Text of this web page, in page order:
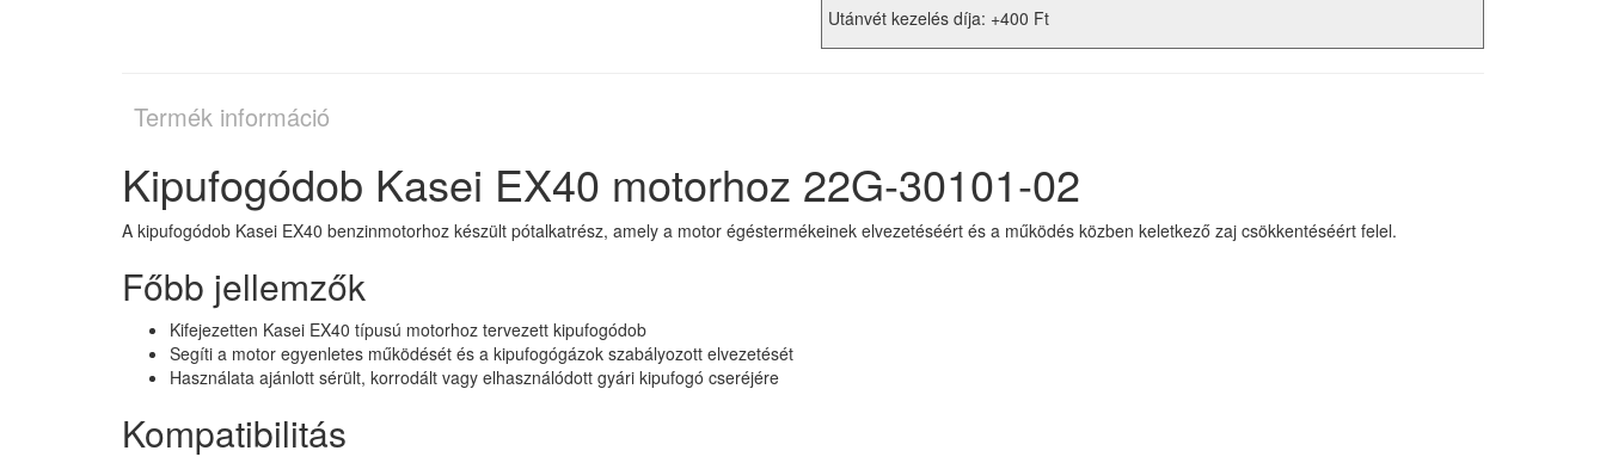
Utánvét kezelés díja: +400 Ft
Termék információ
Kipufogódob Kasei EX40 motorhoz 22G-30101-02
A kipufogódob Kasei EX40 benzinmotorhoz készült pótalkatrész, amely a motor égéstermékeinek elvezetéséért és a működés közben keletkező zaj csökkentéséért felel.
Főbb jellemzők
Kifejezetten Kasei EX40 típusú motorhoz tervezett kipufogódob
Segíti a motor egyenletes működését és a kipufogógázok szabályozott elvezetését
Használata ajánlott sérült, korrodált vagy elhasználódott gyári kipufogó cseréjére
Kompatibilitás